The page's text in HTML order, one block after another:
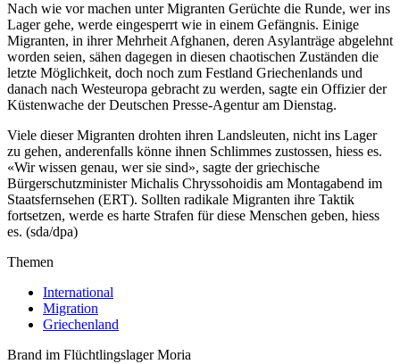
Nach wie vor machen unter Migranten Gerüchte die Runde, wer ins
Lager gehe, werde eingesperrt wie in einem Gefängnis. Einige
Migranten, in ihrer Mehrheit Afghanen, deren Asylanträge abgelehnt
worden seien, sähen dagegen in diesen chaotischen Zuständen die
letzte Möglichkeit, doch noch zum Festland Griechenlands und
danach nach Westeuropa gebracht zu werden, sagte ein Offizier der
Küstenwache der Deutschen Presse-Agentur am Dienstag.
Viele dieser Migranten drohten ihren Landsleuten, nicht ins Lager
zu gehen, anderenfalls könne ihnen Schlimmes zustossen, hiess es.
«Wir wissen genau, wer sie sind», sagte der griechische
Bürgerschutzminister Michalis Chryssohoidis am Montagabend im
Staatsfernsehen (ERT). Sollten radikale Migranten ihre Taktik
fortsetzen, werde es harte Strafen für diese Menschen geben, hiess
es. (sda/dpa)
Themen
International
Migration
Griechenland
Brand im Flüchtlingslager Moria